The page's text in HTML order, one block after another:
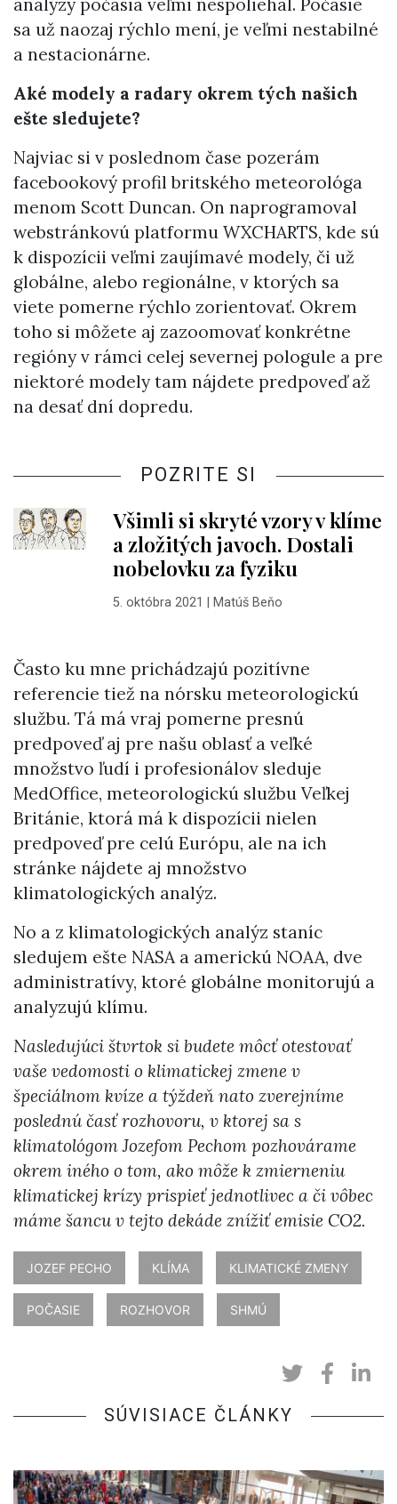
analýzy počasia veľmi nespoliehal. Počasie
sa už naozaj rýchlo mení, je veľmi nestabilné
a nestacionárne.
Aké modely a radary okrem tých našich
ešte sledujete?
Najviac si v poslednom čase pozerám
facebookový profil britského meteorológa
menom Scott Duncan. On naprogramoval
webstránkovú platformu WXCHARTS, kde sú
k dispozícii veľmi zaujímavé modely, či už
globálne, alebo regionálne, v ktorých sa
viete pomerne rýchlo zorientovať. Okrem
toho si môžete aj zazoomovať konkrétne
regióny v rámci celej severnej pologule a pre
niektoré modely tam nájdete predpoveď až
na desať dní dopredu.
POZRITE SI
Všimli si skryté vzory v klíme
a zložitých javoch. Dostali
nobelovku za fyziku
5. októbra 2021 Matúš Beňo
Často ku mne prichádzajú pozitívne
referencie tiež na nórsku meteorologickú
službu. Tá má vraj pomerne presnú
predpoveď aj pre našu oblasť a veľké
množstvo ľudí i profesionálov sleduje
MedOffice, meteorologickú službu Veľkej
Británie, ktorá má k dispozícii nielen
predpoveď pre celú Európu, ale na ich
stránke nájdete aj množstvo
klimatologických analýz.
No a z klimatologických analýz staníc
sledujem ešte NASA a americkú NOAA, dve
administratívy, ktoré globálne monitorujú a
analyzujú klímu.
Nasledujúci štvrtok si budete môcť otestovať
vaše vedomosti o klimatickej zmene v
špeciálnom kvíze a týždeň nato zverejníme
poslednú časť rozhovoru, v ktorej sa s
klimatológom Jozefom Pechom pozhovárame
okrem iného o tom, ako môže k zmierneniu
klimatickej krízy prispieť jednotlivec a či vôbec
máme šancu v tejto dekáde znížiť emisie CO2.
JOZEF PECHO KLÍMA KLIMATICKÉ ZMENY
POČASIE ROZHOVOR SHMÚ
SÚVISIACE ČLÁNKY